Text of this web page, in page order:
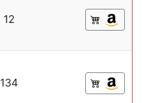
12
134